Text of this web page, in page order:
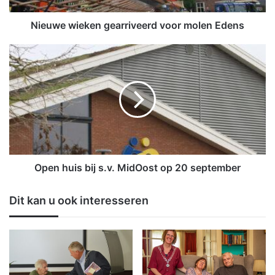
e
n
g
e
a
r
r
i
e
v
o
o
o
Nieuwe wieken gearriveerd voor molen Edens
O
p
e
n
h
u
i
b
.
v
.
d
Open huis bij s.v. MidOost op 20 september
Dit kan u ook interesseren